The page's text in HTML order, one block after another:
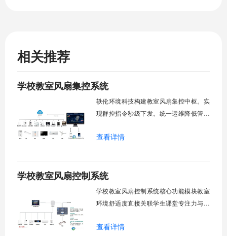
相关推荐
学校教室风扇集控系统
轶伦环境科技构建教室风扇集控中枢。实
现群控指令秒级下发。统一运维降低管理
巡检盲区。保障教学环境温湿度适宜。数
块清单：远程集中控制。智能定时调度。
环境自适应调节。能耗监测统计。故障预
查看详情
学校教室风扇控制系统
学校教室风扇控制系统核心功能模块教室
环境舒适度直接关联学生课堂专注力与学
领域，打造教室风扇控制系统，实现温度
查看详情